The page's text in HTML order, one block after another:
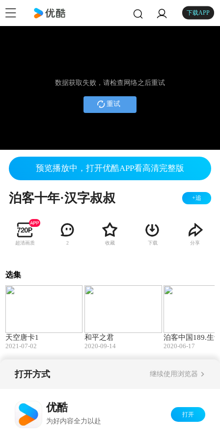
下载APP
数据获取失败，请检查网络之后重试
重试
预览播放中，打开优酷APP看高清完整版
泊客十年·汉字叔叔 +追
超清画质 2 收藏 下载 分享
选集
天空唐卡1
2021-07-02
和平之君
2020-09-14
泊客中国189.生
2020-06-17
打开方式 继续使用浏览器
优酷
为好内容全力以赴
打开